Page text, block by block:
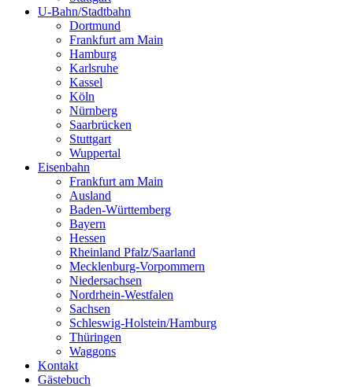
U-Bahn/Stadtbahn
Dortmund
Frankfurt am Main
Hamburg
Karlsruhe
Kassel
Köln
Nürnberg
Saarbrücken
Stuttgart
Wuppertal
Eisenbahn
Frankfurt am Main
Ausland
Baden-Württemberg
Bayern
Hessen
Rheinland Pfalz/Saarland
Mecklenburg-Vorpommern
Niedersachsen
Nordrhein-Westfalen
Sachsen
Schleswig-Holstein/Hamburg
Thüringen
Waggons
Kontakt
Gästebuch